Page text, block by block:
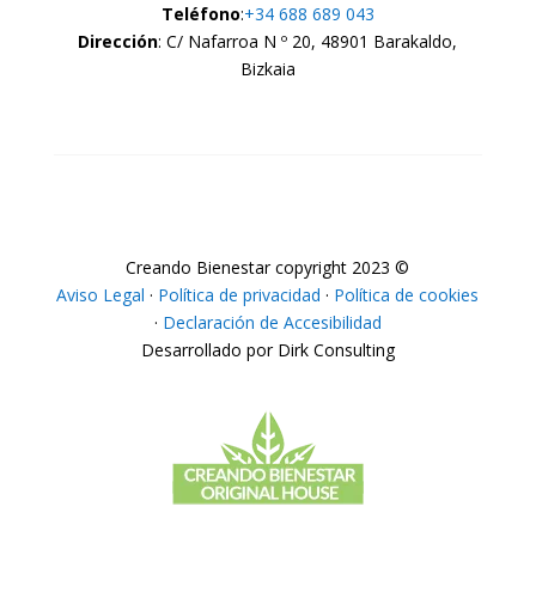
Teléfono:+34 688 689 043
Dirección: C/ Nafarroa N º 20, 48901 Barakaldo,
Bizkaia
Creando Bienestar copyright 2023 ©
Aviso Legal · Política de privacidad · Política de cookies
· Declaración de Accesibilidad
Desarrollado por Dirk Consulting